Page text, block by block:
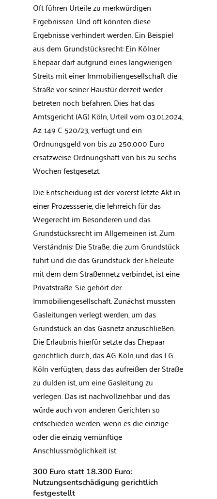
Oft führen Urteile zu merkwürdigen
Ergebnissen. Und oft könnten diese
Ergebnisse verhindert werden. Ein Beispiel
aus dem Grundstücksrecht: Ein Kölner
Ehepaar darf aufgrund eines langwierigen
Streits mit einer Immobiliengesellschaft die
Straße vor seiner Haustür derzeit weder
betreten noch befahren. Dies hat das
Amtsgericht (AG) Köln, Urteil vom 03.01.2024,
Az. 149 C 520/23, verfügt und ein
Ordnungsgeld von bis zu 250.000 Euro
ersatzweise Ordnungshaft von bis zu sechs
Wochen festgesetzt.
Die Entscheidung ist der vorerst letzte Akt in
einer Prozessserie, die lehrreich für das
Wegerecht im Besonderen und das
Grundstücksrecht im Allgemeinen ist. Zum
Verständnis: Die Straße, die zum Grundstück
führt und die das Grundstück der Eheleute
mit dem dem Straßennetz verbindet, ist eine
Privatstraße. Sie gehört der
Immobiliengesellschaft. Zunächst mussten
Gasleitungen verlegt werden, um das
Grundstück an das Gasnetz anzuschließen.
Die Erlaubnis hierfür setzte das Ehepaar
gerichtlich durch, das AG Köln und das LG
Köln verfügten, dass das aufreißen der Straße
zu dulden ist, um eine Gasleitung zu
verlegen. Das ist nachvollziehbar und das
würde auch von anderen Gerichten so
entschieden werden, wenn es die einzige
oder die einzig vernünftige
Anschlussmöglichkeit ist.
300 Euro statt 18.300 Euro:
Nutzungsentschädigung gerichtlich
festgestellt